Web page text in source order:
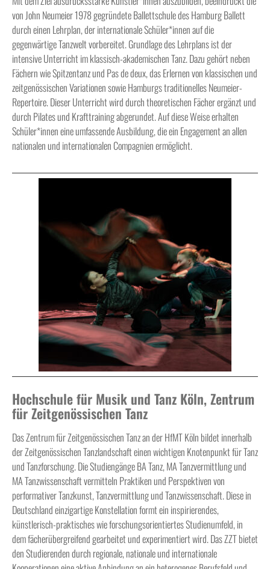
von John Neumeier 1978 gegründete Ballettschule des Hamburg Ballett
durch einen Lehrplan, der internationale Schüler*innen auf die
gegenwärtige Tanzwelt vorbereitet. Grundlage des Lehrplans ist der
intensive Unterricht im klassisch-akademischen Tanz. Dazu gehört neben
Fächern wie Spitzentanz und Pas de deux, das Erlernen von klassischen und
zeitgenössischen Variationen sowie Hamburgs traditionelles Neumeier-
Repertoire. Dieser Unterricht wird durch theoretischen Fächer ergänzt und
durch Pilates und Krafttraining abgerundet. Auf diese Weise erhalten
Schüler*innen eine umfassende Ausbildung, die ein Engagement an allen
nationalen und internationalen Compagnien ermöglicht.
Hochschule für Musik und Tanz Köln, Zentrum
für Zeitgenössischen Tanz
Das Zentrum für Zeitgenössischen Tanz an der HfMT Köln bildet innerhalb
der Zeitgenössischen Tanzlandschaft einen wichtigen Knotenpunkt für Tanz
und Tanzforschung. Die Studiengänge BA Tanz, MA Tanzvermittlung und
MA Tanzwissenschaft vermitteln Praktiken und Perspektiven von
performativer Tanzkunst, Tanzvermittlung und Tanzwissenschaft. Diese in
Deutschland einzigartige Konstellation formt ein inspirierendes,
künstlerisch-praktisches wie forschungsorientiertes Studienumfeld, in
dem fächerübergreifend gearbeitet und experimentiert wird. Das ZZT bietet
den Studierenden durch regionale, nationale und internationale